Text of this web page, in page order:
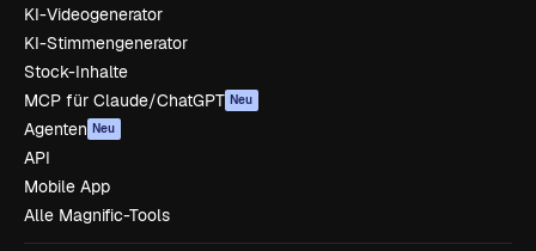
KI-Videogenerator
KI-Stimmengenerator
Stock-Inhalte
MCP für Claude/ChatGPT Neu
Agenten Neu
API
Mobile App
Alle Magnific-Tools